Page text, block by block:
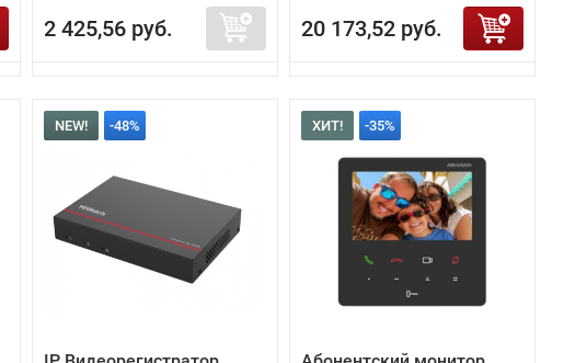
2 425,56 руб. 20 173,52 руб.
NEW! -48% ХИТ! -35%